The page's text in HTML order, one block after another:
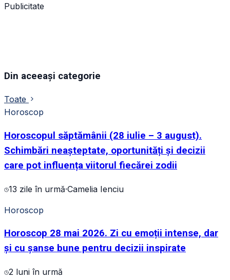
Publicitate
Din aceeași categorie
Toate
Horoscop
Horoscopul săptămânii (28 iulie – 3 august).
Schimbări neașteptate, oportunități și decizii
care pot influența viitorul fiecărei zodii
13 zile în urmă·Camelia Ienciu
Horoscop
Horoscop 28 mai 2026. Zi cu emoții intense, dar
și cu șanse bune pentru decizii inspirate
2 luni în urmă